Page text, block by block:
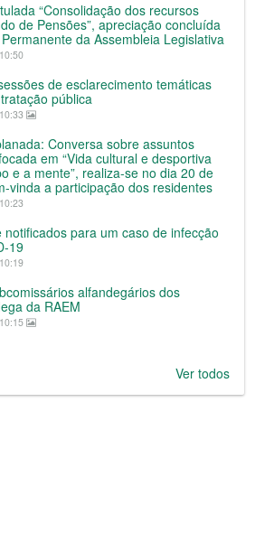
“Consolidação dos recursos
de Pensões”, apreciação concluída
da Assembleia Legislativa
de esclarecimento temáticas
pública
Conversa sobre assuntos
em “Vida cultural e desportiva
e a mente”, realiza-se no dia 20 de
vinda a participação dos residentes
notificados para um caso de infecção
19
alfandegários dos
da RAEM
Ver todos